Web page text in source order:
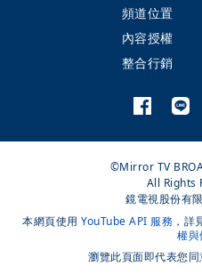
頻道位置
內容授權
整合行銷
©Mirror TV
All Rights
鏡電視股份有
本網頁使用 YouTube API 服務 ，詳
權與
瀏覽此頁面即代表您